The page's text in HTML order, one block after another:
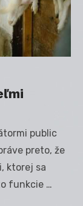
public
preto, že
ktorej sa
funkcie …